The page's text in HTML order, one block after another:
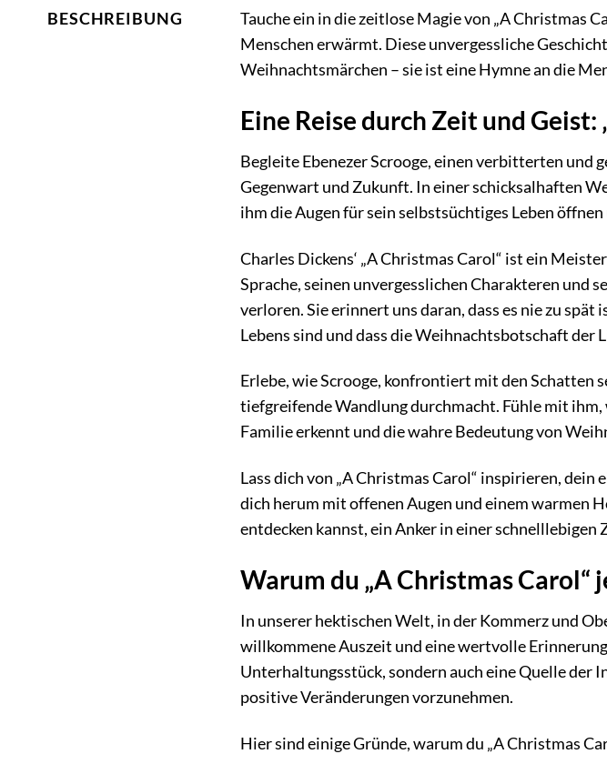
BESCHREIBUNG
Tauche ein in die zeitlose Magie von „A Christmas
Menschen erwärmt. Diese unvergessliche
Weihnachtsmärchen – sie ist eine Hymne an die
Eine Reise durch Zeit und Geist:
Begleite Ebenezer Scrooge, einen verbitterten und
Gegenwart und Zukunft. In einer schicksalhaften
ihm die Augen für sein selbstsüchtiges Leben
Charles Dickens‘ „A Christmas Carol“ ist ein
Sprache, seinen unvergesslichen Charakteren und
verloren. Sie erinnert uns daran, dass es nie zu
Lebens sind und dass die Weihnachtsbotschaft der
Erlebe, wie Scrooge, konfrontiert mit den Schatten
tiefgreifende Wandlung durchmacht. Fühle mit ihm,
Familie erkennt und die wahre Bedeutung von
Lass dich von „A Christmas Carol“ inspirieren,
dich herum mit offenen Augen und einem warmen
entdecken kannst, ein Anker in einer
Warum du „A Christmas
In unserer hektischen Welt, in der Kommerz und
willkommene Auszeit und eine wertvolle
Unterhaltungsstück, sondern auch eine Quelle der
positive Veränderungen vorzunehmen.
Hier sind einige Gründe, warum du „A Christmas